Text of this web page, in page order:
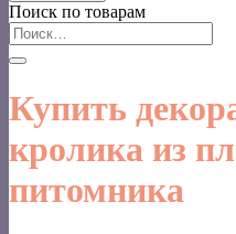
Поиск по товарам
Искать:
Купить
кролика из
питомника